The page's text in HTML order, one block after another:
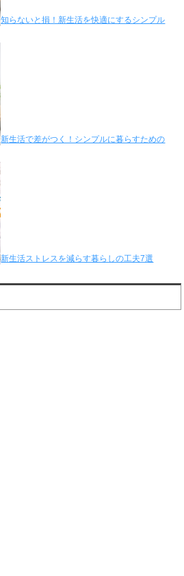
知らないと損！新生活を快適にするシンプル
新生活で差がつく！シンプルに暮らすための
新生活ストレスを減らす暮らしの工夫7選